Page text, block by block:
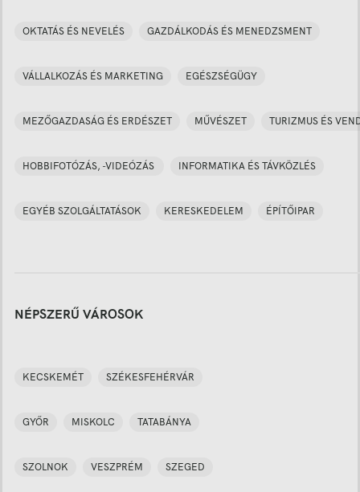
OKTATÁS ÉS NEVELÉS GAZDÁLKODÁS ÉS MENEDZSMENT
VÁLLALKOZÁS ÉS MARKETING EGÉSZSÉGÜGY
MEZŐGAZDASÁG ÉS ERDÉSZET MŰVÉSZET TURIZMUS ÉS
HOBBIFOTÓZÁS, -VIDEÓZÁS INFORMATIKA ÉS TÁVKÖZLÉS
EGYÉB SZOLGÁLTATÁSOK KERESKEDELEM ÉPÍTŐIPAR
NÉPSZERŰ VÁROSOK
KECSKEMÉT SZÉKESFEHÉRVÁR
GYŐR MISKOLC TATABÁNYA
SZOLNOK VESZPRÉM SZEGED